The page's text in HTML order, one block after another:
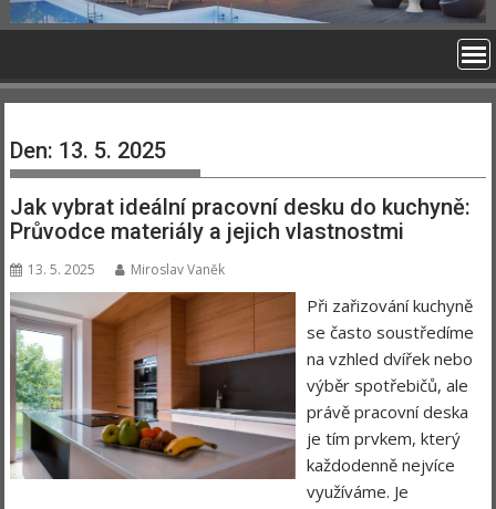
Den: 13. 5. 2025
Jak vybrat ideální pracovní desku do kuchyně:
Průvodce materiály a jejich vlastnostmi
13. 5. 2025 Miroslav Vaněk
Při zařizování kuchyně
se často soustředíme
na vzhled dvířek nebo
výběr spotřebičů, ale
právě pracovní deska
je tím prvkem, který
každodenně nejvíce
využíváme. Je